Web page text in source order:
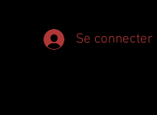
Se connecter